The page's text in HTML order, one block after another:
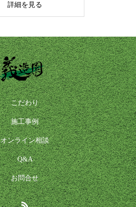
詳細を見る
こだわり
施工事例
オンライン相談
Q&A
お問合せ